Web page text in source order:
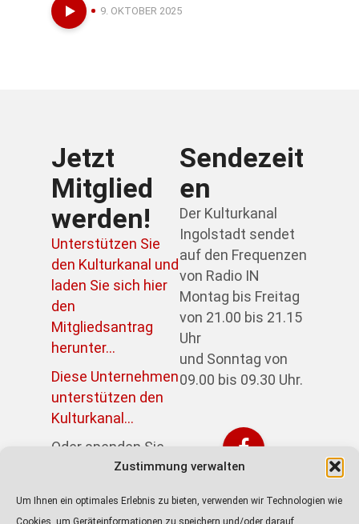
Zustimmung verwalten
Um Ihnen ein optimales Erlebnis zu bieten, verwenden wir Technologien wie
Cookies, um Geräteinformationen zu speichern und/oder darauf
9. OKTOBER 2025
Jetzt
Mitglied
werden!
Unterstützen Sie
den Kulturkanal und
laden Sie sich hier
den
Mitgliedsantrag
herunter...
Diese Unternehmen
unterstützen den
Kulturkanal...
Oder spenden Sie
direkt über PayPal:
Achtung! Der Link
Sendezeit
en
Der Kulturkanal
Ingolstadt sendet
auf den Frequenzen
von Radio IN
Montag bis Freitag
von 21.00 bis 21.15
Uhr
und Sonntag von
09.00 bis 09.30 Uhr.